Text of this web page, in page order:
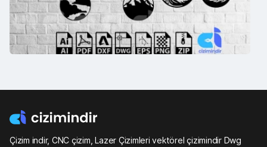
Çizim indir, CNC çizim, Lazer Çizimleri vektörel çizimindir Dwg